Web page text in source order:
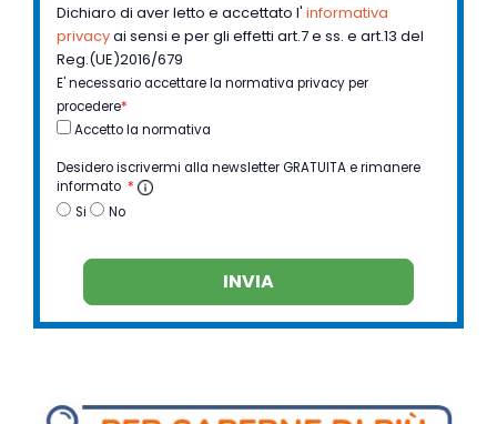
Dichiaro di aver letto e accettato l' informativa
privacyai sensi e per gli effetti art.7 e ss. e art.13 del
Reg.(UE)2016/679
E' necessario accettare la normativa privacy per
procedere*
Accetto la normativa
Desidero iscrivermi alla newsletter GRATUITA e rimanere
informato *
Si
No
INVIA